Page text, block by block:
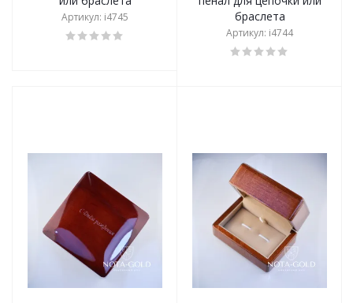
Артикул: i4745
браслета
Артикул: i4744